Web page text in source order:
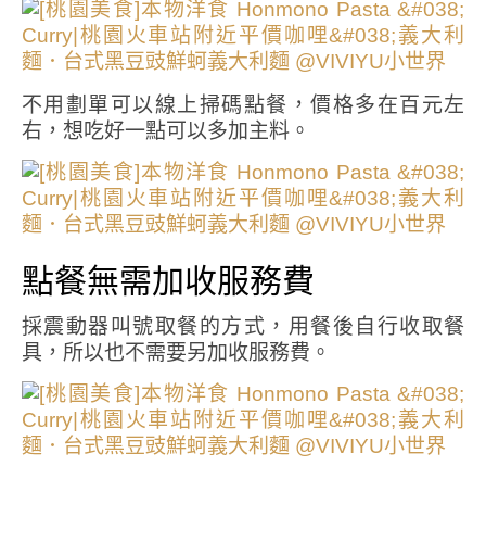
不用劃單可以線上掃碼點餐，價格多在百元左
右，想吃好一點可以多加主料。
點餐無需加收服務費
採震動器叫號取餐的方式，用餐後自行收取餐
具，所以也不需要另加收服務費。